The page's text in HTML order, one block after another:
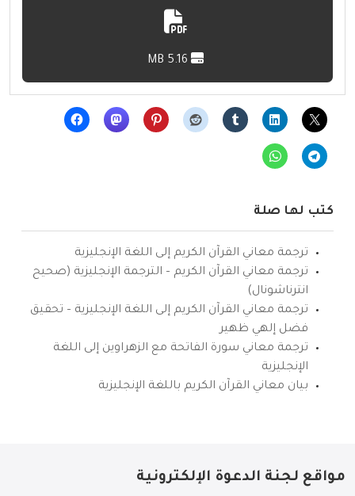
كتب لها صلة
ترجمة معاني القرآن الكريم إلى اللغة الإنجليزية
ترجمة معاني القرآن الكريم – الترجمة الإنجليزية (صحيح
انترناشونال)
ترجمة معاني القرآن الكريم إلى اللغة الإنجليزية – تحقيق
فضل إلهي ظهير
ترجمة معاني سورة الفاتحة مع الزهراوين إلى اللغة
الإنجليزية
بيان معاني القرآن الكريم باللغة الإنجليزية
مواقع لجنة الدعوة الإلكترونية